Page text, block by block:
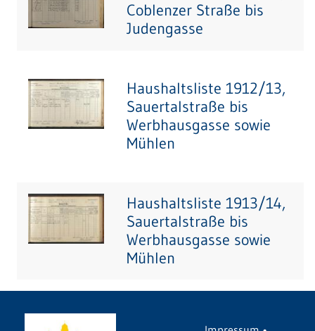
Coblenzer Straße bis
Judengasse
Haushaltsliste 1912/13,
Sauertalstraße bis
Werbhausgasse sowie
Mühlen
Haushaltsliste 1913/14,
Sauertalstraße bis
Werbhausgasse sowie
Mühlen